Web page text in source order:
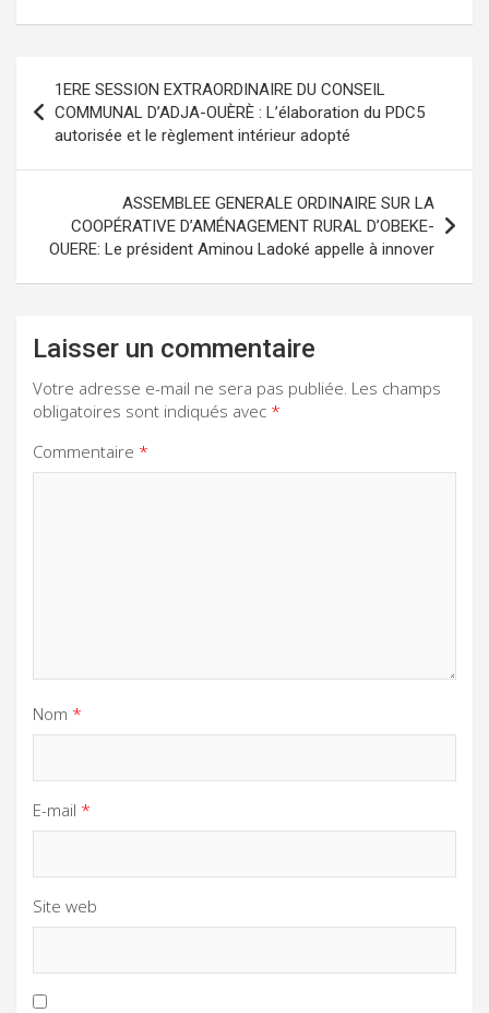
de
l’article
1ERE SESSION EXTRAORDINAIRE DU CONSEIL
COMMUNAL D’ADJA-OUÈRÈ : L’élaboration du PDC5
autorisée et le règlement intérieur adopté
ASSEMBLEE GENERALE ORDINAIRE SUR LA
COOPÉRATIVE D’AMÉNAGEMENT RURAL D’OBEKE-
OUERE: Le président Aminou Ladoké appelle à innover
Laisser un commentaire
Votre adresse e-mail ne sera pas publiée. Les champs
obligatoires sont indiqués avec *
Commentaire *
Nom *
E-mail *
Site web